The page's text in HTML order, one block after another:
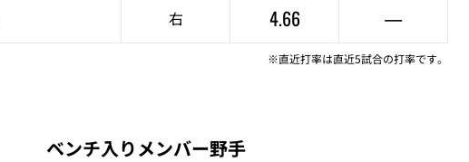
右 4.66 —
※直近打率は直近5試合の打率です。
ベンチ入りメンバー野手